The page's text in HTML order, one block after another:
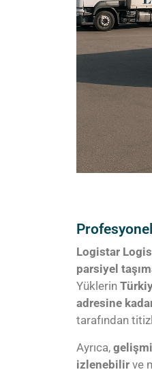
Logistar
parsiyel
Yüklerin
adresine
tarafından
Ayrıca,
izlenebilir ve